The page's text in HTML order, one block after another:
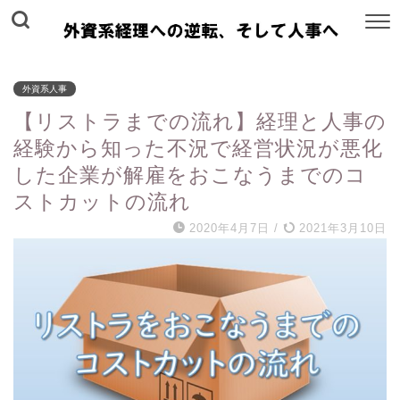
外資系人事
【リストラまでの流れ】経理と人事の
経験から知った不況で経営状況が悪化
した企業が解雇をおこなうまでのコ
ストカットの流れ
2020年4月7日 / 2021年3月10日